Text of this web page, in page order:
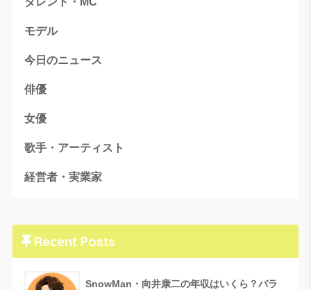
モデル
今日のニュース
俳優
女優
歌手・アーティスト
経営者・実業家
Recent Posts
SnowMan・向井康二の年収はいくら？バラ